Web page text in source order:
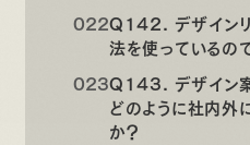
Q142. デザイン
法を使っているの
Q143. デザイン
どのように社内外
か？